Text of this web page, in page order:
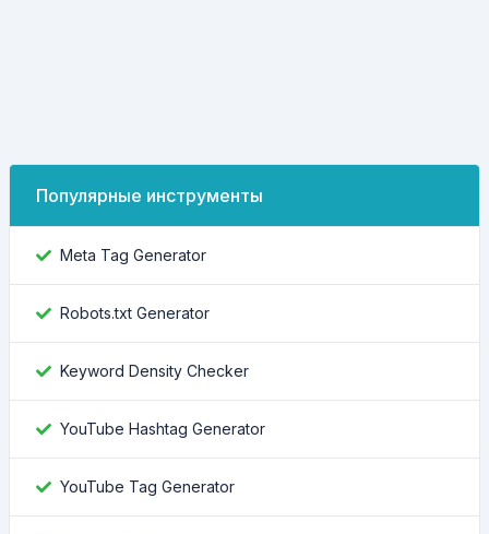
Популярные инструменты
Meta Tag Generator
Robots.txt Generator
Keyword Density Checker
YouTube Hashtag Generator
YouTube Tag Generator